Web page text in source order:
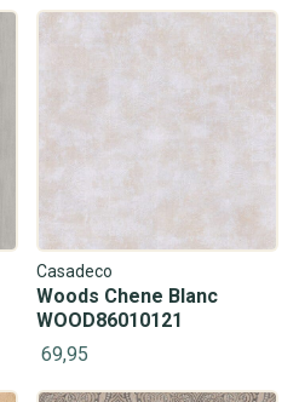
Casadeco
Woods Chene Blanc
WOOD86010121
69,95